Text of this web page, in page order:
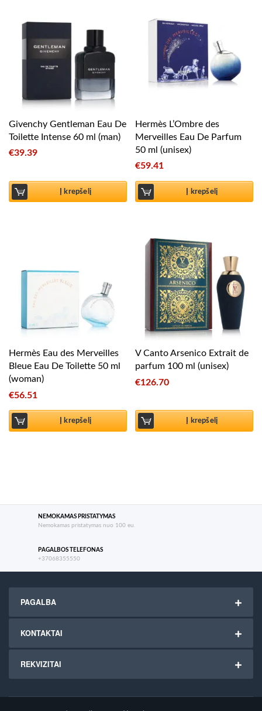
Givenchy Gentleman Eau De
Toilette Intense 60 ml (man)
€39.39
Į krepšelį
Hermès L’Ombre des
Merveilles Eau De Parfum
50 ml (unisex)
€59.41
Į krepšelį
Hermès Eau des Merveilles
Bleue Eau De Toilette 50 ml
(woman)
€56.51
Į krepšelį
V Canto Arsenico Extrait de
parfum 100 ml (unisex)
€126.70
Į krepšelį
NEMOKAMAS PRISTATYMAS
Nemokamas pristatymas nuo 100 eu.
PAGALBOS TELEFONAS
+37068355550
PAGALBA
KONTAKTAI
REKVIZITAI